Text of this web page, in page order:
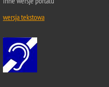
wersja tekstowa